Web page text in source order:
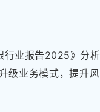
行业报告2025》分
级业务模式，提升